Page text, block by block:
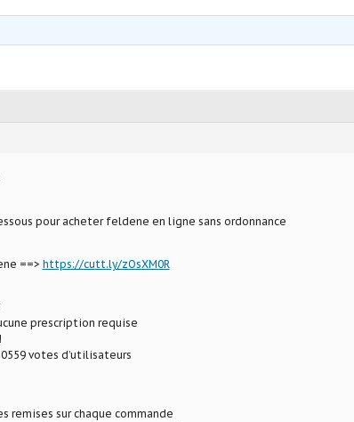
pour acheter feldene en ligne sans ordonnance
==> https://cutt.ly/zOsXM0R
prescription requise
votes d’utilisateurs
remises sur chaque commande